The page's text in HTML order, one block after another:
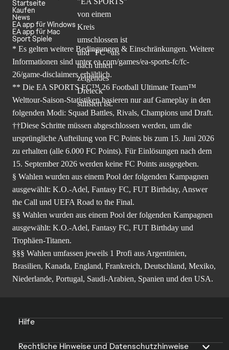
Startseite
Kaufen
News
EA app für Windows
EA app für Mac
Sport Spiele
* Es gelten weitere Bedingungen & Einschränkungen. Weitere
Informationen sind unterea.com/games/ea-sports-fc/fc-
26/game-disclaimers erhältlich.
** Die EA SPORTS FC™ 26 Football Ultimate Team™
Welttour-Saison-Statistiken basieren nur auf Gameplay in den
folgenden Modi: Squad Battles, Rivals, Champions und Draft.
††Diese Schritte müssen abgeschlossen werden, um die
ursprüngliche Aufteilung von FC Points bis zum 15. Juni 2026
zu erhalten (alle 6.000 FC Points). Für Einlösungen nach dem
15. September 2026 werden keine FC Points ausgegeben.
§ Wahlen wurden aus einem Pool der folgenden Kampagnen
ausgewählt: K.O.-Adel, Fantasy FC, FUT Birthday, Answer
the Call und UEFA Road to the Final.
§§ Wahlen wurden aus einem Pool der folgenden Kampagnen
ausgewählt: K.O.-Adel, Fantasy FC, FUT Birthday und
Trophäen-Titanen.
§§§ Wahlen umfassen jeweils 1 Profi aus Argentinien,
Brasilien, Kanada, England, Frankreich, Deutschland, Mexiko,
Niederlande, Portugal, Saudi-Arabien, Spanien und den USA.
Hilfe
Rechtliche Hinweise und Datenschutzhinweise